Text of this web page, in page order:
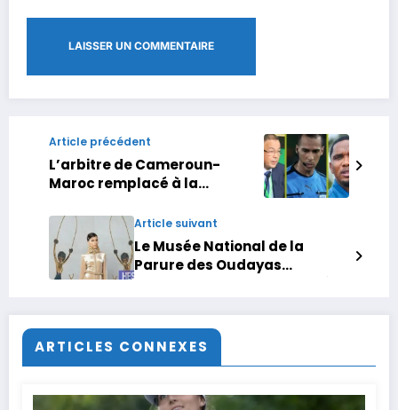
Article précédent
L’arbitre de Cameroun-
Maroc remplacé à la
colère !
Article suivant
Le Musée National de la
Parure des Oudayas
ARTICLES CONNEXES